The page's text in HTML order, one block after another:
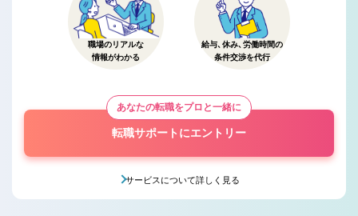
職場のリアルな
情報がわかる
給与、休み、労働時間の
条件交渉を代行
あなたの転職をプロと一緒に
転職サポートにエントリー
サービスについて詳しく見る